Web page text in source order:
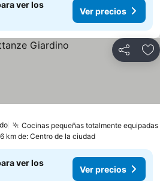
ver los
Ver precios
Compartir
Cocinas pequeñas totalmente equipadas
km de: Centro de la ciudad
ver los
Ver precios